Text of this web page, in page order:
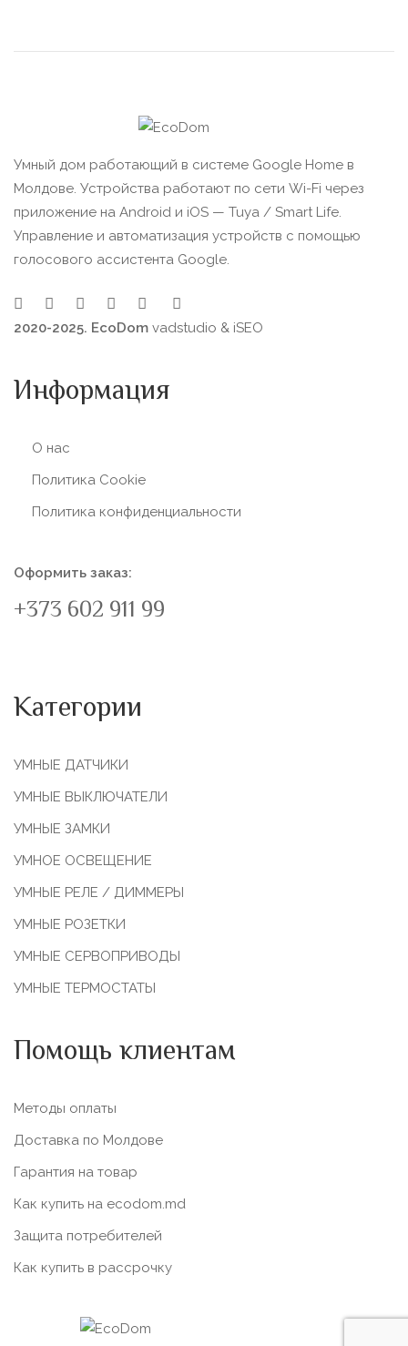
Умный дом работающий в системе Google Home в
Молдове. Устройства работают по сети Wi-Fi через
приложение на Android и iOS — Tuya / Smart Life.
Управление и автоматизация устройств с помощью
голосового ассистента Google.
2020-2025. EcoDom vadstudio & iSEO
Информация
О нас
Политика Сookie
Политика конфиденциальности
Оформить заказ:
+373 602 911 99
Категории
УМНЫЕ ДАТЧИКИ
УМНЫЕ ВЫКЛЮЧАТЕЛИ
УМНЫЕ ЗАМКИ
УМНОЕ ОСВЕЩЕНИЕ
УМНЫЕ РЕЛЕ / ДИММЕРЫ
УМНЫЕ РОЗЕТКИ
УМНЫЕ СЕРВОПРИВОДЫ
УМНЫЕ ТЕРМОСТАТЫ
Помощь клиентам
Методы оплаты
Доставка по Молдове
Гарантия на товар
Как купить на ecodom.md
Защита потребителей
Как купить в рассрочку